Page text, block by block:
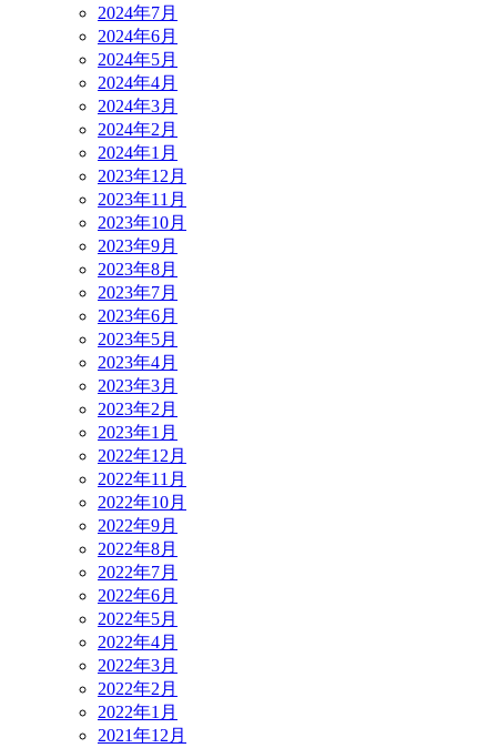
2024年7月
2024年6月
2024年5月
2024年4月
2024年3月
2024年2月
2024年1月
2023年12月
2023年11月
2023年10月
2023年9月
2023年8月
2023年7月
2023年6月
2023年5月
2023年4月
2023年3月
2023年2月
2023年1月
2022年12月
2022年11月
2022年10月
2022年9月
2022年8月
2022年7月
2022年6月
2022年5月
2022年4月
2022年3月
2022年2月
2022年1月
2021年12月